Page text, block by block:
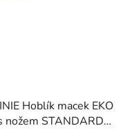
Hoblík macek EKO
nožem STANDARD |